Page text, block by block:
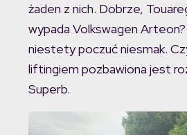
żaden z nich. Dobrze,
wypada Volkswagen
niestety poczuć niesmak.
liftingiem pozbawiona jest
Superb.